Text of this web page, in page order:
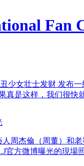
少女壮士发财 发布
真是这样，我们很
人周杰倫（周董）和
官方微博曝光的現場